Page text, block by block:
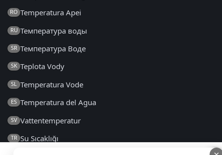
RO Temperatura Apei
RU Температура воды
SR Температура Воде
SK Teplota Vody
SL Temperatura Vode
ES Temperatura del Agua
SV Vattentemperatur
TR Su Sıcaklığı